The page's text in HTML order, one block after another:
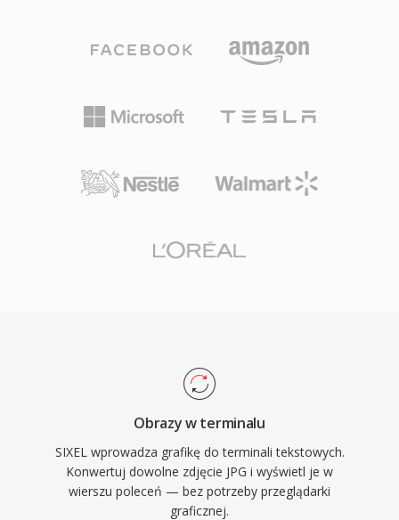
Obrazy w terminalu
SIXEL wprowadza grafikę do terminali tekstowych.
Konwertuj dowolne zdjęcie JPG i wyświetl je w
wierszu poleceń — bez potrzeby przeglądarki
graficznej.